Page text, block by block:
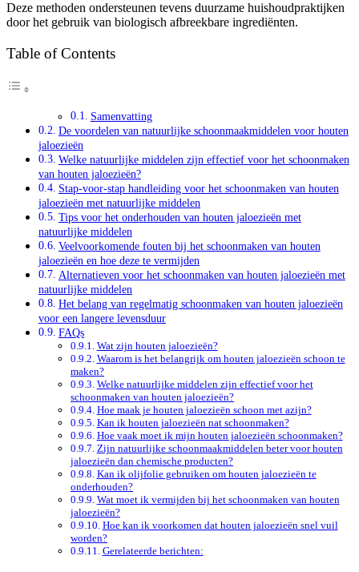
Deze methoden ondersteunen tevens duurzame huishoudpraktijken
door het gebruik van biologisch afbreekbare ingrediënten.
Table of Contents
Samenvatting
De voordelen van natuurlijke schoonmaakmiddelen voor houten
jaloezieën
Welke natuurlijke middelen zijn effectief voor het schoonmaken
van houten jaloezieën?
Stap-voor-stap handleiding voor het schoonmaken van houten
jaloezieën met natuurlijke middelen
Tips voor het onderhouden van houten jaloezieën met
natuurlijke middelen
Veelvoorkomende fouten bij het schoonmaken van houten
jaloezieën en hoe deze te vermijden
Alternatieven voor het schoonmaken van houten jaloezieën met
natuurlijke middelen
Het belang van regelmatig schoonmaken van houten jaloezieën
voor een langere levensduur
FAQs
Wat zijn houten jaloezieën?
Waarom is het belangrijk om houten jaloezieën schoon te
maken?
Welke natuurlijke middelen zijn effectief voor het
schoonmaken van houten jaloezieën?
Hoe maak je houten jaloezieën schoon met azijn?
Kan ik houten jaloezieën nat schoonmaken?
Hoe vaak moet ik mijn houten jaloezieën schoonmaken?
Zijn natuurlijke schoonmaakmiddelen beter voor houten
jaloezieën dan chemische producten?
Kan ik olijfolie gebruiken om houten jaloezieën te
onderhouden?
Wat moet ik vermijden bij het schoonmaken van houten
jaloezieën?
Hoe kan ik voorkomen dat houten jaloezieën snel vuil
worden?
Gerelateerde berichten: